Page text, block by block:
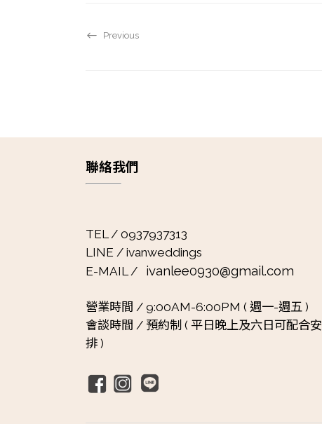
Previous
聯絡我們
TEL / 0937937313
LINE / ivanweddings
E-MAIL / ivanlee0930@gmail.com
營業時間 / 9:00AM-6:00PM ( 週一-週五 )
會談時間 / 預約制 ( 平日晚上及六日可配合安
排 )